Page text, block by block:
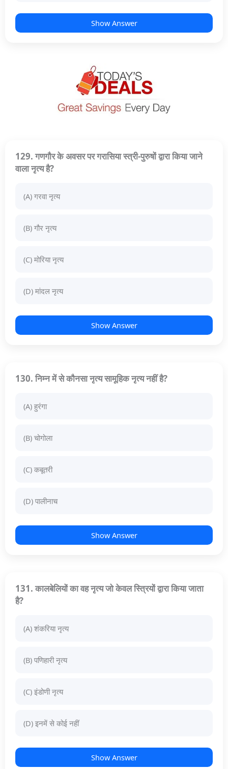
Show Answer
129. गणगौर के अवसर पर गरासिया स्त्री-पुरुषों द्वारा किया जाने
वाला नृत्य है?
(A) गरवा नृत्य
(B) गौर नृत्य
(C) मोरिया नृत्य
(D) मांदल नृत्य
Show Answer
130. निम्न में से कौनसा नृत्य सामूहिक नृत्य नहीं है?
(A) हुरंगा
(B) चोगोला
(C) कबूतरी
(D) पालीनाच
Show Answer
131. कालबेलियों का वह नृत्य जो केवल स्त्रियों द्वारा किया जाता
है?
(A) शंकरिया नृत्य
(B) पणिहारी नृत्य
(C) इंडोणी नृत्य
(D) इनमें से कोई नहीं
Show Answer